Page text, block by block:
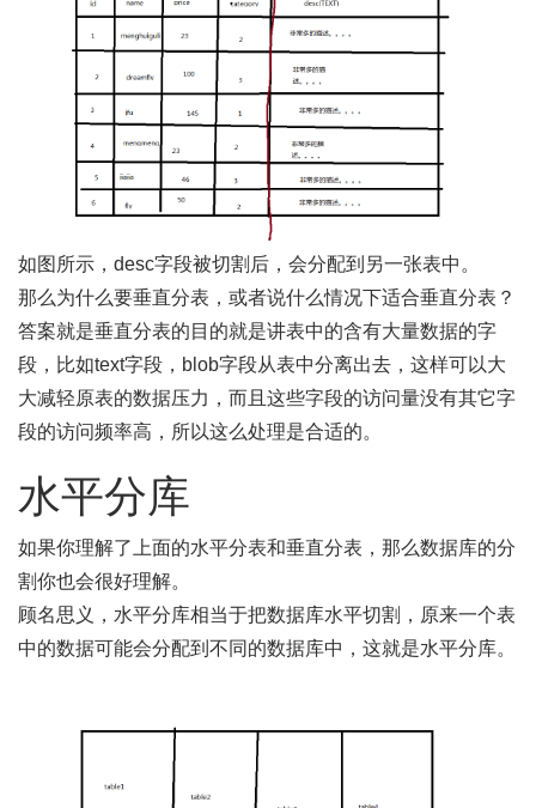
如图所示，desc字段被切割后，会分配到另一张表中。
那么为什么要垂直分表，或者说什么情况下适合垂直分表？
答案就是垂直分表的目的就是讲表中的含有大量数据的字
段，比如text字段，blob字段从表中分离出去，这样可以大
大减轻原表的数据压力，而且这些字段的访问量没有其它字
段的访问频率高，所以这么处理是合适的。
水平分库
如果你理解了上面的水平分表和垂直分表，那么数据库的分
割你也会很好理解。
顾名思义，水平分库相当于把数据库水平切割，原来一个表
中的数据可能会分配到不同的数据库中，这就是水平分库。